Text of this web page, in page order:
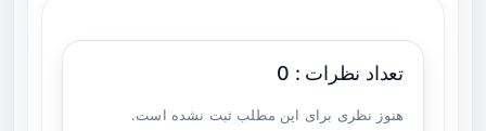
تعداد نظرات : 0
هنوز نظری برای این مطلب ثبت نشده است.